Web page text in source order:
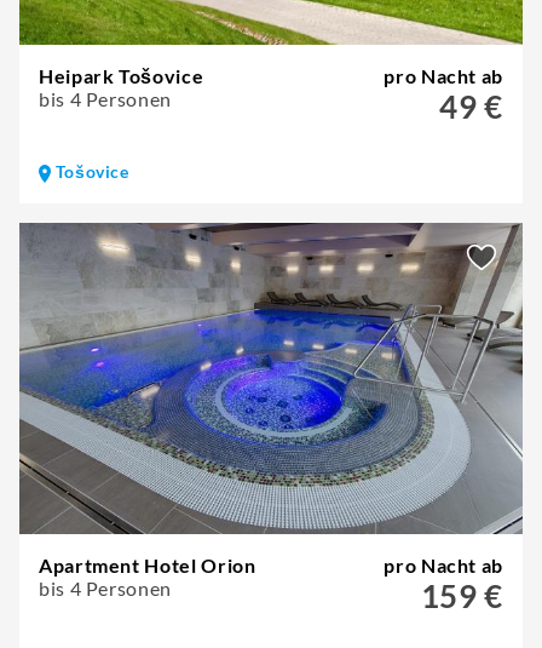
Heipark Tošovice
bis 4 Personen
pro Nacht ab
49 €
Tošovice
Apartment Hotel Orion
bis 4 Personen
pro Nacht ab
159 €